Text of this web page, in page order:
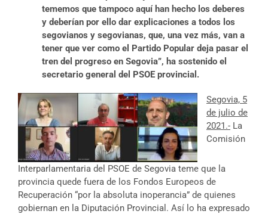
tememos que tampoco aquí han hecho los deberes
y deberían por ello dar explicaciones a todos los
segovianos y segovianas, que, una vez más, van a
tener que ver como el Partido Popular deja pasar el
tren del progreso en Segovia”, ha sostenido el
secretario general del PSOE provincial.
Segovia, 5
de julio de
2021.- La
Comisión
Interparlamentaria del PSOE de Segovia teme que la
provincia quede fuera de los Fondos Europeos de
Recuperación “por la absoluta inoperancia” de quienes
gobiernan en la Diputación Provincial. Así lo ha expresado